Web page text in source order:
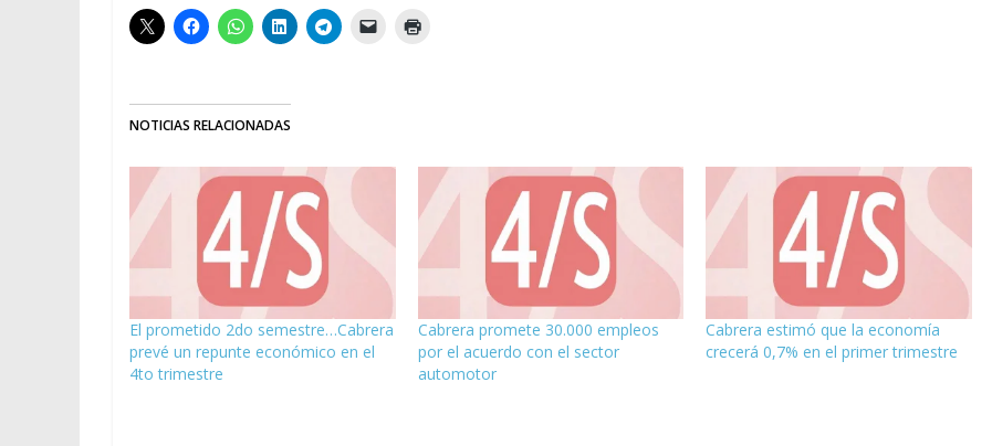
NOTICIAS RELACIONADAS
El prometido 2do semestre…Cabrera
prevé un repunte económico en el
4to trimestre
Cabrera promete 30.000 empleos
por el acuerdo con el sector
automotor
Cabrera estimó que la economía
crecerá 0,7% en el primer trimestre